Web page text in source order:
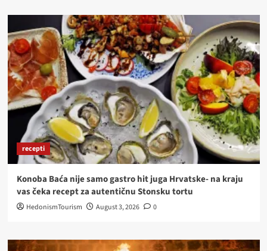
recepti
Konoba Baća nije samo gastro hit juga Hrvatske- na kraju
vas čeka recept za autentičnu Stonsku tortu
HedonismTourism August 3, 2026 0